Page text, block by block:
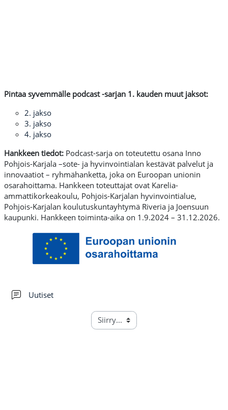
Pintaa syvemmälle podcast -sarjan 1. kauden muut jaksot:
2. jakso
3. jakso
4. jakso
Hankkeen tiedot: Podcast-sarja on toteutettu osana Inno
Pohjois-Karjala –sote- ja hyvinvointialan kestävät palvelut ja
innovaatiot – ryhmähanketta, joka on Euroopan unionin
osarahoittama. Hankkeen toteuttajat ovat Karelia-
ammattikorkeakoulu, Pohjois-Karjalan hyvinvointialue,
Pohjois-Karjalan koulutuskuntayhtymä Riveria ja Joensuun
kaupunki. Hankkeen toiminta-aika on 1.9.2024 – 31.12.2026.
Uutiset